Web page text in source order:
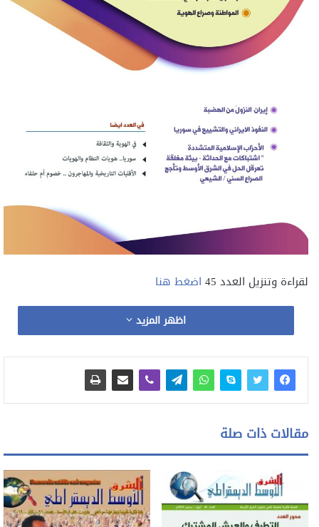
لقراءة وتنزيل العدد 45 اضغط هنا
اظهر المزيد
مقالات ذات صلة